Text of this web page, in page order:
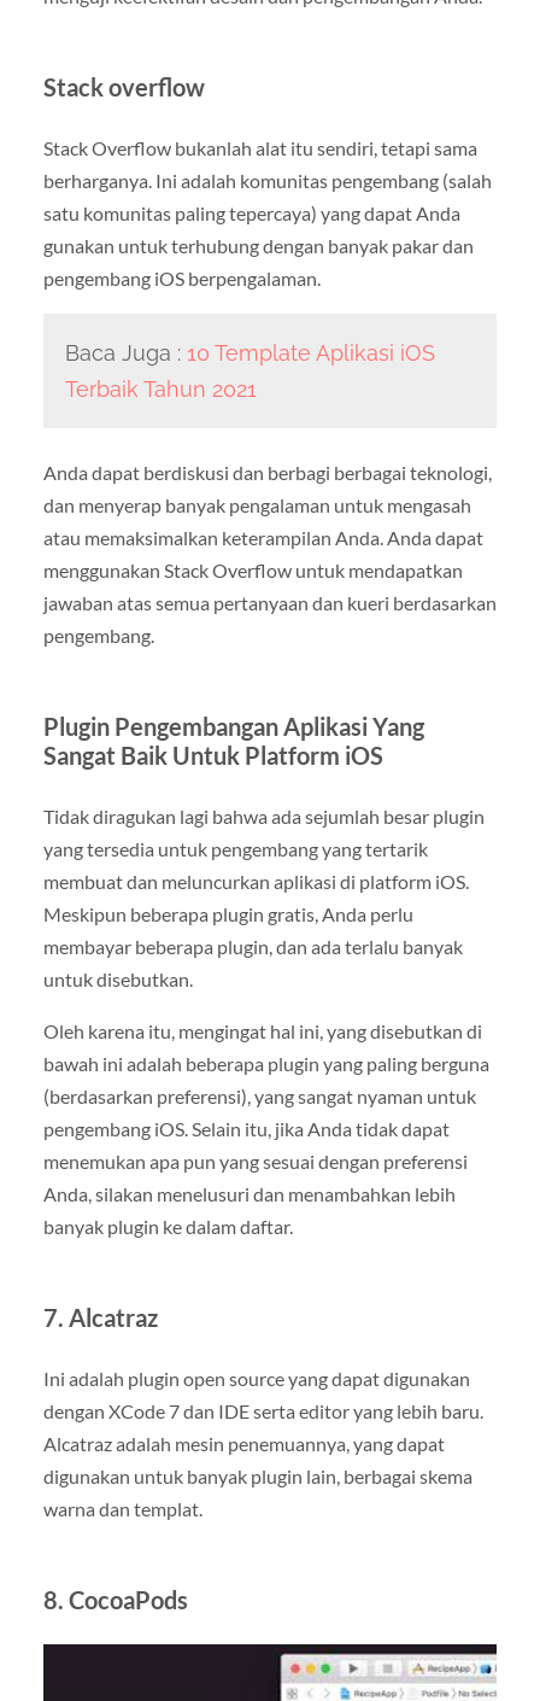
Stack overflow
Stack Overflow bukanlah alat itu sendiri, tetapi sama
berharganya. Ini adalah komunitas pengembang (salah
satu komunitas paling tepercaya) yang dapat Anda
gunakan untuk terhubung dengan banyak pakar dan
pengembang iOS berpengalaman.
Baca Juga : 10 Template Aplikasi iOS
Terbaik Tahun 2021
Anda dapat berdiskusi dan berbagi berbagai teknologi,
dan menyerap banyak pengalaman untuk mengasah
atau memaksimalkan keterampilan Anda. Anda dapat
menggunakan Stack Overflow untuk mendapatkan
jawaban atas semua pertanyaan dan kueri berdasarkan
pengembang.
Plugin Pengembangan Aplikasi Yang
Sangat Baik Untuk Platform iOS
Tidak diragukan lagi bahwa ada sejumlah besar plugin
yang tersedia untuk pengembang yang tertarik
membuat dan meluncurkan aplikasi di platform iOS.
Meskipun beberapa plugin gratis, Anda perlu
membayar beberapa plugin, dan ada terlalu banyak
untuk disebutkan.
Oleh karena itu, mengingat hal ini, yang disebutkan di
bawah ini adalah beberapa plugin yang paling berguna
(berdasarkan preferensi), yang sangat nyaman untuk
pengembang iOS. Selain itu, jika Anda tidak dapat
menemukan apa pun yang sesuai dengan preferensi
Anda, silakan menelusuri dan menambahkan lebih
banyak plugin ke dalam daftar.
7. Alcatraz
Ini adalah plugin open source yang dapat digunakan
dengan XCode 7 dan IDE serta editor yang lebih baru.
Alcatraz adalah mesin penemuannya, yang dapat
digunakan untuk banyak plugin lain, berbagai skema
warna dan templat.
8. CocoaPods